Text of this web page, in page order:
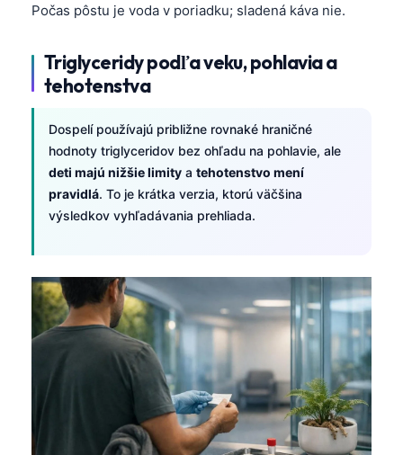
Počas pôstu je voda v poriadku; sladená káva nie.
Triglyceridy podľa veku, pohlavia a
tehotenstva
Dospelí používajú približne rovnaké hraničné
hodnoty triglyceridov bez ohľadu na pohlavie, ale
deti majú nižšie limity a tehotenstvo mení
pravidlá. To je krátka verzia, ktorú väčšina
výsledkov vyhľadávania prehliada.